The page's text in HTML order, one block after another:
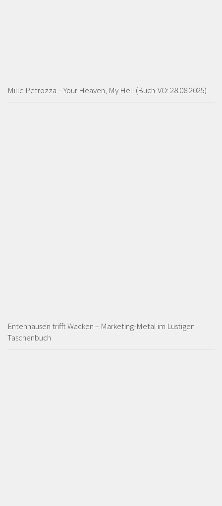
Mille Petrozza – Your Heaven, My Hell (Buch-VÖ: 28.08.2025)
Entenhausen trifft Wacken – Marketing-Metal im Lustigen
Taschenbuch